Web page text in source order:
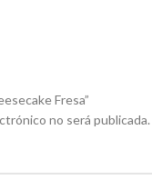
Fresa”
no será publicada.